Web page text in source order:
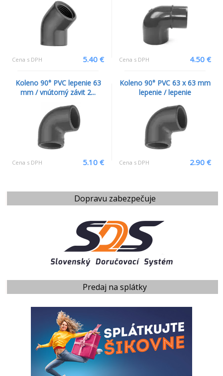
Dopravu zabezpečuje
Predaj na splátky
Cena s DPH 5.40 € Cena s DPH 4.50 €
Koleno 90° PVC lepenie 63
mm / vnútorný závit 2...
Cena s DPH 5.10 €
Koleno 90° PVC 63 x 63 mm
lepenie / lepenie
Cena s DPH 2.90 €